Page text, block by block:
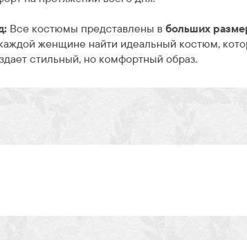
Все костюмы представлены вбольших
женщине найти идеальный костюм,
стильный, но комфортный образ.